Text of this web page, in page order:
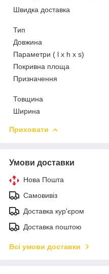
Швидка доставка
Тип
Довжина
Параметри ( l x h x s)
Покривна площа
Призначення
Товщина
Ширина
Приховати
Умови доставки
Нова Пошта
Самовивіз
Доставка кур'єром
Доставка поштою
Всі умови доставки